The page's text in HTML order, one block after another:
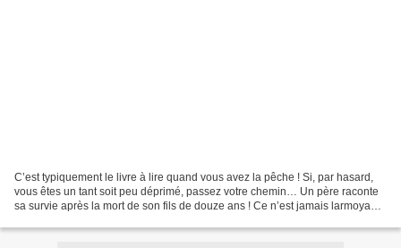
C’est typiquement le livre à lire quand vous avez la pêche ! Si, par hasard,
vous êtes un tant soit peu déprimé, passez votre chemin… Un père raconte
sa survie après la mort de son fils de douze ans ! Ce n’est jamais larmoyant,